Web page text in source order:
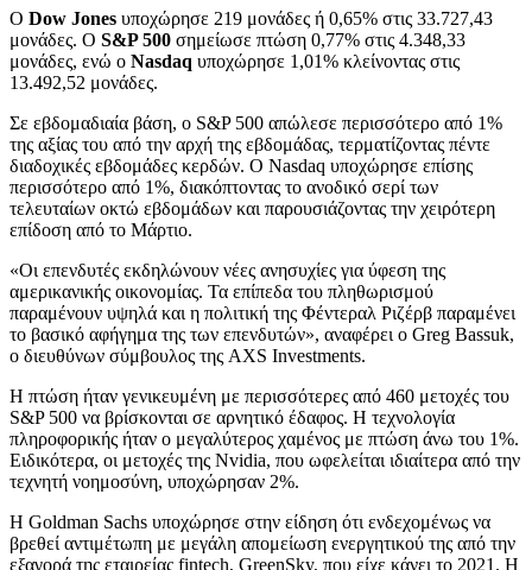
Ο Dow Jones υποχώρησε 219 μονάδες ή 0,65% στις 33.727,43
μονάδες. Ο S&P 500 σημείωσε πτώση 0,77% στις 4.348,33
μονάδες, ενώ ο Nasdaq υποχώρησε 1,01% κλείνοντας στις
13.492,52 μονάδες.
Σε εβδομαδιαία βάση, ο S&P 500 απώλεσε περισσότερο από 1%
της αξίας του από την αρχή της εβδομάδας, τερματίζοντας πέντε
διαδοχικές εβδομάδες κερδών. Ο Nasdaq υποχώρησε επίσης
περισσότερο από 1%, διακόπτοντας το ανοδικό σερί των
τελευταίων οκτώ εβδομάδων και παρουσιάζοντας την χειρότερη
επίδοση από το Μάρτιο.
«Οι επενδυτές εκδηλώνουν νέες ανησυχίες για ύφεση της
αμερικανικής οικονομίας. Τα επίπεδα του πληθωρισμού
παραμένουν υψηλά και η πολιτική της Φέντεραλ Ριζέρβ παραμένει
το βασικό αφήγημα της των επενδυτών», αναφέρει ο Greg Bassuk,
ο διευθύνων σύμβουλος της AXS Investments.
H πτώση ήταν γενικευμένη με περισσότερες από 460 μετοχές του
S&P 500 να βρίσκονται σε αρνητικό έδαφος. Η τεχνολογία
πληροφορικής ήταν ο μεγαλύτερος χαμένος με πτώση άνω του 1%.
Ειδικότερα, οι μετοχές της Nvidia, που ωφελείται ιδιαίτερα από την
τεχνητή νοημοσύνη, υποχώρησαν 2%.
Η Goldman Sachs υποχώρησε στην είδηση ότι ενδεχομένως να
βρεθεί αντιμέτωπη με μεγάλη απομείωση ενεργητικού της από την
εξαγορά της εταιρείας fintech, GreenSky, που είχε κάνει το 2021. Η